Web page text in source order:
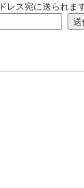
ス宛に送られます